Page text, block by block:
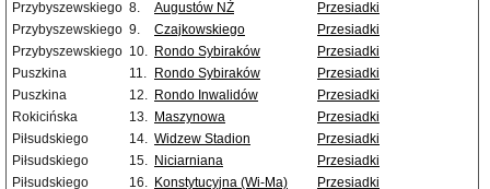
Przybyszewskiego 8. Augustów NŻ
Przesiadki
Przybyszewskiego 9. Czajkowskiego
Przesiadki
Przybyszewskiego 10. Rondo Sybiraków
Przesiadki
Puszkina
11. Rondo Sybiraków
Przesiadki
Puszkina
12. Rondo Inwalidów
Przesiadki
Rokicińska
13. Maszynowa
Przesiadki
Piłsudskiego
14. Widzew Stadion
Przesiadki
Piłsudskiego
15. Niciarniana
Przesiadki
Piłsudskiego
16. Konstytucyjna (Wi-Ma)
Przesiadki